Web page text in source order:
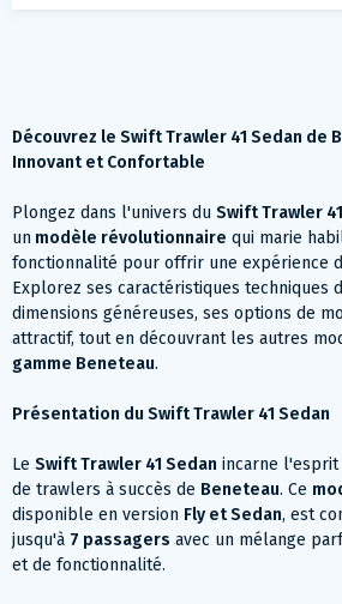
Découvrez le Swift Trawler 41 Sedan de
Innovant et Confortable
Plongez dans l'univers du Swift Trawler
un modèle révolutionnaire qui marie
fonctionnalité pour offrir une expérience
Explorez ses caractéristiques techniques
dimensions généreuses, ses options de
attractif, tout en découvrant les autres
gamme Beneteau.
Présentation du Swift Trawler 41 Sedan
Le Swift Trawler 41 Sedan incarne l'esprit
de trawlers à succès de Beneteau. Ce
disponible en version Fly et Sedan, est
jusqu'à 7 passagers avec un mélange
et de fonctionnalité.